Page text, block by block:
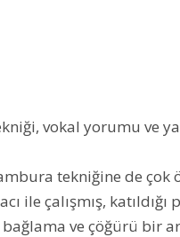
vokal yorumu ve
tekniğine de
ile çalışmış,
bağlama ve çöğürü bir